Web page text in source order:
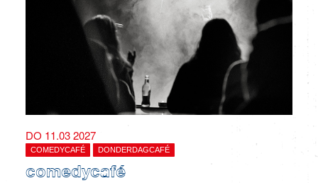
DO 11.03 2027
COMEDYCAFÉ DONDERDAGCAFÉ
comedycafé